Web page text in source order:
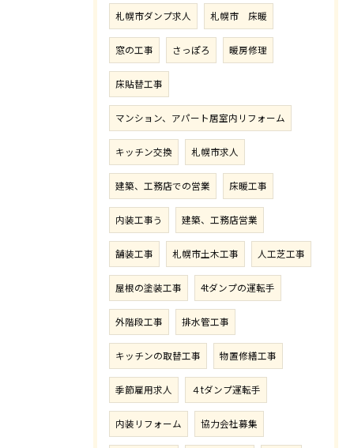
札幌市ダンプ求人 札幌市 床暖
窓の工事 さっぽろ 暖房修理
床貼替工事
マンション、アパート居室内リフォーム
キッチン交換 札幌市求人
建築、工務店での営業 床暖工事
内装工事う 建築、工務店営業
舗装工事 札幌市土木工事 人工芝工事
屋根の塗装工事 4tダンプの運転手
外階段工事 排水管工事
キッチンの取替工事 物置修繕工事
季節雇用求人 ４tダンプ運転手
内装リフォーム 協力会社募集